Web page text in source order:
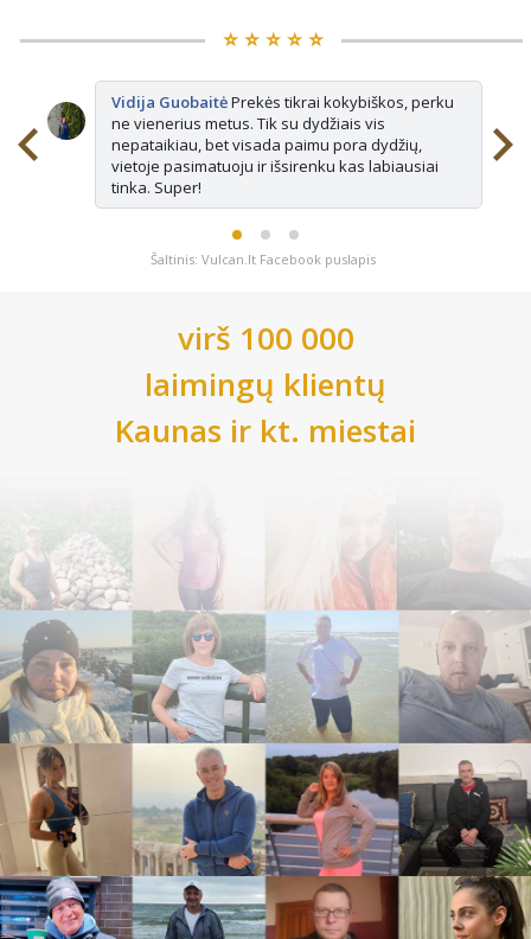
⭐️ ⭐️ ⭐️ ⭐️ ⭐️
Vidija GuobaitėPrekės tikrai kokybiškos, perku
ne vienerius metus. Tik su dydžiais vis
nepataikiau, bet visada paimu pora dydžių,
vietoje pasimatuoju ir išsirenku kas labiausiai
tinka. Super!
Šaltinis: Vulcan.lt Facebook puslapis
virš 100 000
laimingų klientų
Kaunas ir kt. miestai